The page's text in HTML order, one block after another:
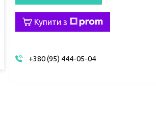
Купити з
+380 (95) 444-05-04